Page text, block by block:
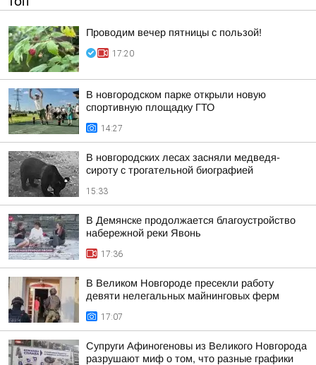
Проводим вечер пятницы с пользой!
17:20
В новгородском парке открыли новую
спортивную площадку ГТО
14:27
В новгородских лесах засняли медведя-
сироту с трогательной биографией
15:33
В Демянске продолжается благоустройство
набережной реки Явонь
17:36
В Великом Новгороде пресекли работу
девяти нелегальных майнинговых ферм
17:07
Супруги Афиногеновы из Великого Новгорода
разрушают миф о том, что разные графики